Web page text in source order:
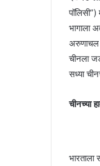
भागाला
अरुणाचल
चीनला
सध्या
चीनच्या
भारताला